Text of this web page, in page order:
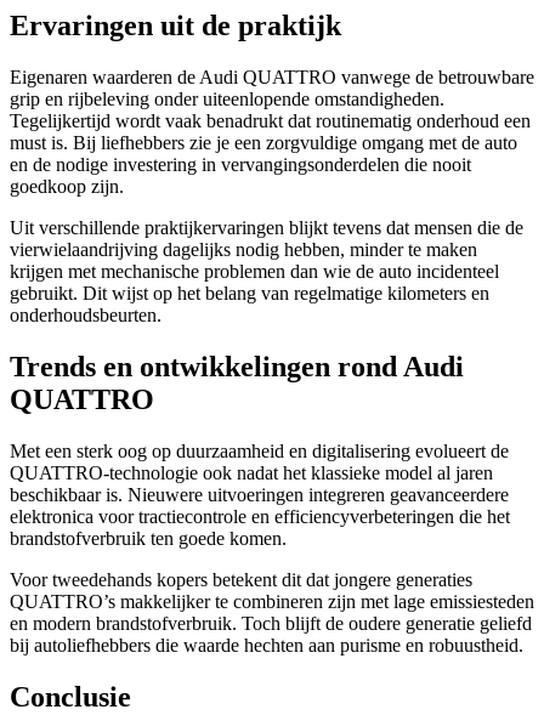
Ervaringen uit de praktijk
Eigenaren waarderen de Audi QUATTRO vanwege de betrouwbare
grip en rijbeleving onder uiteenlopende omstandigheden.
Tegelijkertijd wordt vaak benadrukt dat routinematig onderhoud een
must is. Bij liefhebbers zie je een zorgvuldige omgang met de auto
en de nodige investering in vervangingsonderdelen die nooit
goedkoop zijn.
Uit verschillende praktijkervaringen blijkt tevens dat mensen die de
vierwielaandrijving dagelijks nodig hebben, minder te maken
krijgen met mechanische problemen dan wie de auto incidenteel
gebruikt. Dit wijst op het belang van regelmatige kilometers en
onderhoudsbeurten.
Trends en ontwikkelingen rond Audi
QUATTRO
Met een sterk oog op duurzaamheid en digitalisering evolueert de
QUATTRO-technologie ook nadat het klassieke model al jaren
beschikbaar is. Nieuwere uitvoeringen integreren geavanceerdere
elektronica voor tractiecontrole en efficiencyverbeteringen die het
brandstofverbruik ten goede komen.
Voor tweedehands kopers betekent dit dat jongere generaties
QUATTRO’s makkelijker te combineren zijn met lage emissiesteden
en modern brandstofverbruik. Toch blijft de oudere generatie geliefd
bij autoliefhebbers die waarde hechten aan purisme en robuustheid.
Conclusie